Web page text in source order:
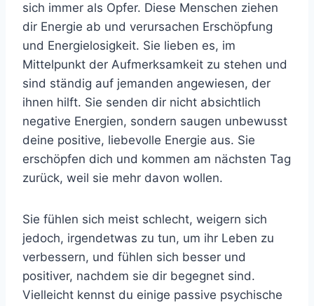
sich immer als Opfer. Diese Menschen ziehen
dir Energie ab und verursachen Erschöpfung
und Energielosigkeit. Sie lieben es, im
Mittelpunkt der Aufmerksamkeit zu stehen und
sind ständig auf jemanden angewiesen, der
ihnen hilft. Sie senden dir nicht absichtlich
negative Energien, sondern saugen unbewusst
deine positive, liebevolle Energie aus. Sie
erschöpfen dich und kommen am nächsten Tag
zurück, weil sie mehr davon wollen.
Sie fühlen sich meist schlecht, weigern sich
jedoch, irgendetwas zu tun, um ihr Leben zu
verbessern, und fühlen sich besser und
positiver, nachdem sie dir begegnet sind.
Vielleicht kennst du einige passive psychische